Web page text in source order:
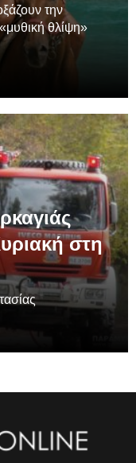
την
θλίψη»
στη